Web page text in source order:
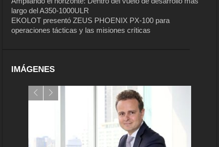
largo del A350-1000ULR
EKOLOT presentó ZEUS PHOENIX PX-100 para
operaciones tácticas y las misiones críticas
IMÁGENES